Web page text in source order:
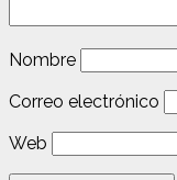
Nombre
Correo electrónico
Web